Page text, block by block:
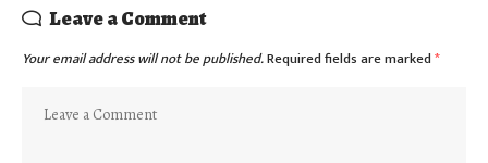
Leave a Comment
Your email address will not be published.Required fields are marked*